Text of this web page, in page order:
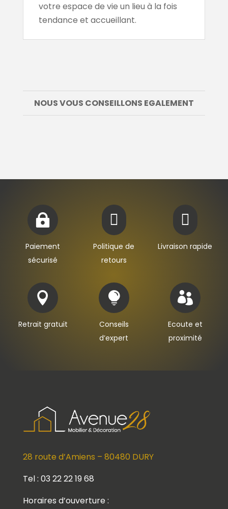
votre espace de vie un lieu à la fois
tendance et accueillant.
NOUS VOUS CONSEILLONS EGALEMENT

Paiement
sécurisé

Politique de
retours

Livraison rapide

Retrait gratuit

Conseils
d’expert

Ecoute et
proximité
28 route d’Amiens – 80480 DURY
Tel : 03 22 22 19 68
Horaires d’ouverture :